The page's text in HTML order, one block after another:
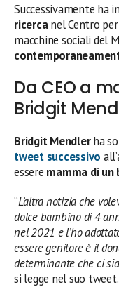
Successivamente ha
ricercanel Centro
macchine sociali del
Da CEO a
Bridgit
Bridgit Mendlerha
tweet successivo
essere mamma di un
“L’altra notizia che
dolce bambino di 4
nel 2021 e l’ho
essere genitore è il
determinante che ci
si legge nel suo tweet.